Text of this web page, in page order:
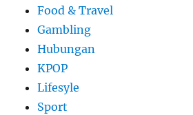
Food & Travel
Gambling
Hubungan
KPOP
Lifesyle
Sport